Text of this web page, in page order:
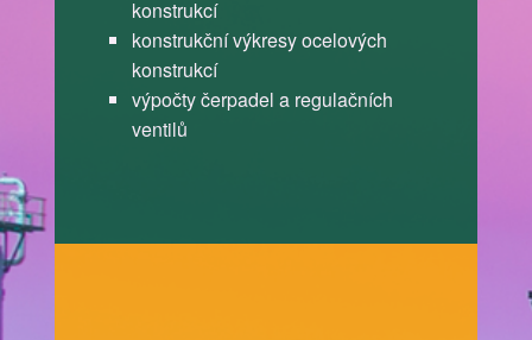
konstrukcí
konstrukční výkresy ocelových
konstrukcí
výpočty čerpadel a regulačních
ventilů